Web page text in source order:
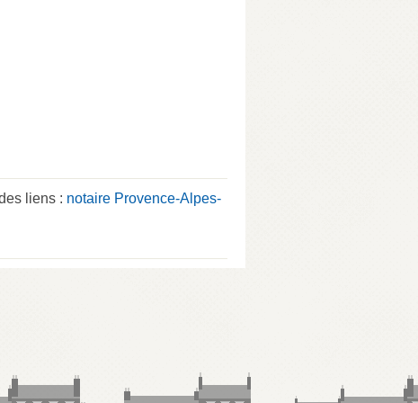
liens : notaire Provence-Alpes-